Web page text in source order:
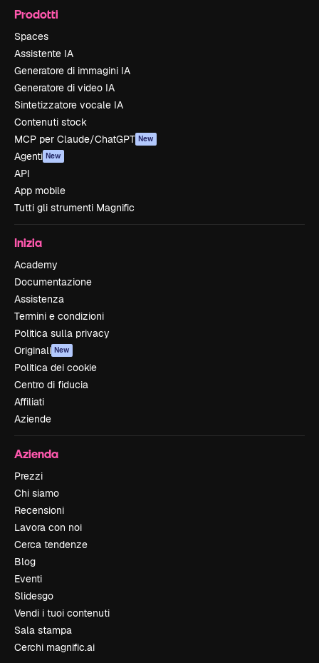
Prodotti
Spaces
Assistente IA
Generatore di immagini IA
Generatore di video IA
Sintetizzatore vocale IA
Contenuti stock
MCP per Claude/ChatGPT New
Agenti New
API
App mobile
Tutti gli strumenti Magnific
Inizia
Academy
Documentazione
Assistenza
Termini e condizioni
Politica sulla privacy
Originali New
Politica dei cookie
Centro di fiducia
Affiliati
Aziende
Azienda
Prezzi
Chi siamo
Recensioni
Lavora con noi
Cerca tendenze
Blog
Eventi
Slidesgo
Vendi i tuoi contenuti
Sala stampa
Cerchi magnific.ai